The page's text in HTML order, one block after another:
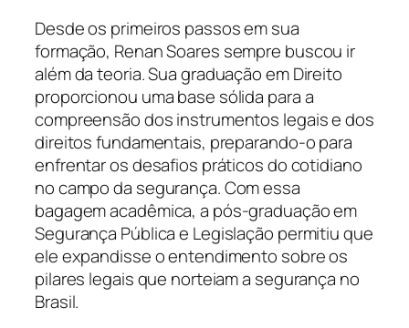
Desde os primeiros passos em sua
formação, Renan Soares sempre buscou ir
além da teoria. Sua graduação em Direito
proporcionou uma base sólida para a
compreensão dos instrumentos legais e dos
direitos fundamentais, preparando-o para
enfrentar os desafios práticos do cotidiano
no campo da segurança. Com essa
bagagem acadêmica, a pós-graduação em
Segurança Pública e Legislação permitiu que
ele expandisse o entendimento sobre os
pilares legais que norteiam a segurança no
Brasil.